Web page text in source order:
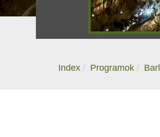
Index Programok